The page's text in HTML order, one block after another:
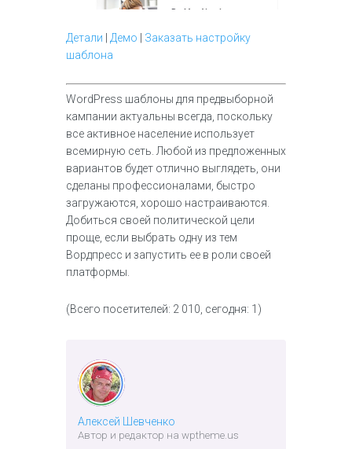
Детали Демо
Заказать настройку
шаблона
WordPress шаблоны для предвыборной
кампании актуальны всегда, поскольку
все активное население использует
всемирную сеть. Любой из предложенных
вариантов будет отлично выглядеть, они
сделаны профессионалами, быстро
загружаются, хорошо настраиваются.
Добиться своей политической цели
проще, если выбрать одну из тем
Вордпресс и запустить ее в роли своей
платформы.
(Всего посетителей: 2 010, сегодня: 1)
Алексей Шевченко
Автор и редактор на wptheme.us